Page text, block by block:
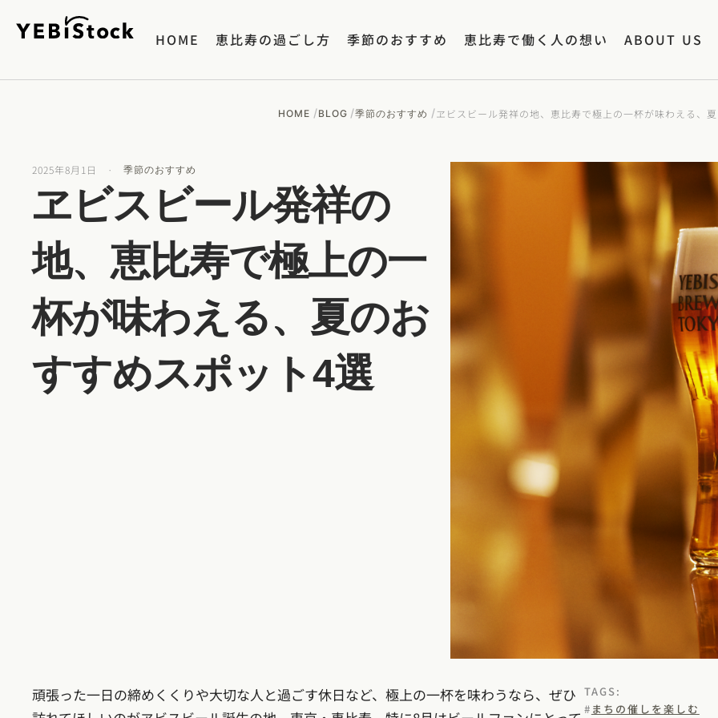
HOME 恵比寿の過ごし方 季節のおすすめ 恵比寿で働く人の想い ABOUT US
HOME /BLOG /季節のおすすめ /ヱビスビール発祥の地、恵比寿で極上の一杯が味わえる、
2025年8月1日 · 季節のおすすめ
ヱビスビール発祥の
地、恵比寿で極上の一
杯が味わえる、夏のお
すすめスポット4選
頑張った一日の締めくくりや大切な人と過ごす休日など、極上の一杯を味わうなら、ぜひ TAGS:
まちの催しを楽しむ